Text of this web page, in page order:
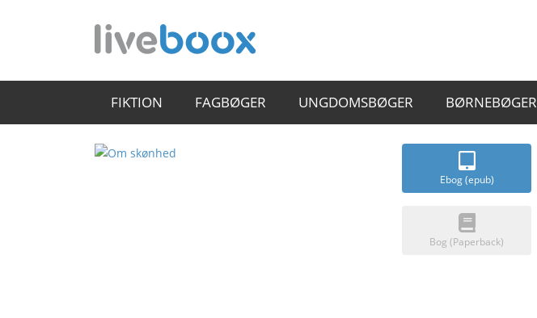
FIKTION FAGBØGER UNGDOMSBØGER BØRNEBØGER
Ebog (epub)
Bog (Paperback)